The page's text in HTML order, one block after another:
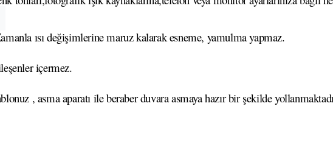
ısı değişimlerine maruz kalarak esneme, yamulma yapmaz.
içermez.
, asma aparatı ile beraber duvara asmaya hazır bir şekilde